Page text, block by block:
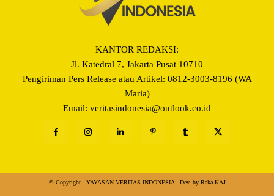
KANTOR REDAKSI:
Jl. Katedral 7, Jakarta Pusat 10710
Pengiriman Pers Release atau Artikel: 0812-3003-8196 (WA
Maria)
Email: veritasindonesia@outlook.co.id
© Copyright - YAYASAN VERITAS INDONESIA - Dev. by Raka KAJ